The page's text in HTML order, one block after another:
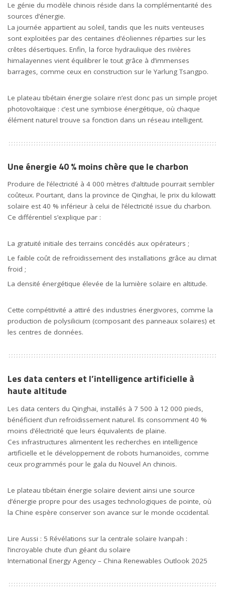
Le génie du modèle chinois réside dans la complémentarité des
sources d’énergie.
La journée appartient au soleil, tandis que les nuits venteuses
sont exploitées par des centaines d’éoliennes réparties sur les
crêtes désertiques. Enfin, la force hydraulique des rivières
himalayennes vient équilibrer le tout grâce à d’immenses
barrages, comme ceux en construction sur le Yarlung Tsangpo.
Le plateau tibétain énergie solaire n’est donc pas un simple projet
photovoltaïque : c’est une symbiose énergétique, où chaque
élément naturel trouve sa fonction dans un réseau intelligent.
Une énergie 40 % moins chère que le charbon
Produire de l’électricité à 4 000 mètres d’altitude pourrait sembler
coûteux. Pourtant, dans la province de Qinghai, le prix du kilowatt
solaire est 40 % inférieur à celui de l’électricité issue du charbon.
Ce différentiel s’explique par :
La gratuité initiale des terrains concédés aux opérateurs ;
Le faible coût de refroidissement des installations grâce au climat
froid ;
La densité énergétique élevée de la lumière solaire en altitude.
Cette compétitivité a attiré des industries énergivores, comme la
production de polysilicium (composant des panneaux solaires) et
les centres de données.
Les data centers et l’intelligence artificielle à
haute altitude
Les data centers du Qinghai, installés à 7 500 à 12 000 pieds,
bénéficient d’un refroidissement naturel. Ils consomment 40 %
moins d’électricité que leurs équivalents de plaine.
Ces infrastructures alimentent les recherches en intelligence
artificielle et le développement de robots humanoïdes, comme
ceux programmés pour le gala du Nouvel An chinois.
Le plateau tibétain énergie solaire devient ainsi une source
d’énergie propre pour des usages technologiques de pointe, où
la Chine espère conserver son avance sur le monde occidental.
Lire Aussi : 5 Révélations sur la centrale solaire Ivanpah :
l’incroyable chute d’un géant du solaire
International Energy Agency – China Renewables Outlook 2025